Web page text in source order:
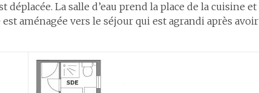
déplacée. La salle d’eau prend la place de la cuisine et
aménagée vers le séjour qui est agrandi après avoir